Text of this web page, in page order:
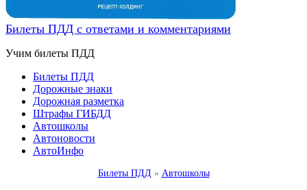
Билеты ПДД с ответами и комментариями
Учим билеты ПДД
Билеты ПДД
Дорожные знаки
Дорожная разметка
Штрафы ГИБДД
Автошколы
Автоновости
АвтоИнфо
Билеты ПДД » Автошколы